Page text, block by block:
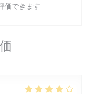
価できます